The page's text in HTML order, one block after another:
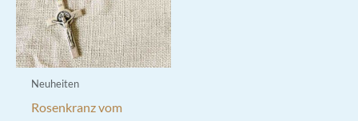
Neuheiten
Rosenkranz vom